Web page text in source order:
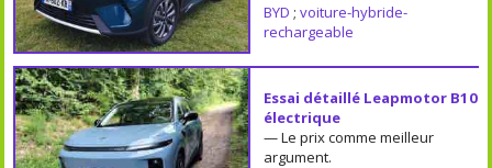
BYD ; voiture-hybride-
rechargeable
Essai détaillé Leapmotor B10
électrique
— Le prix comme meilleur
argument.